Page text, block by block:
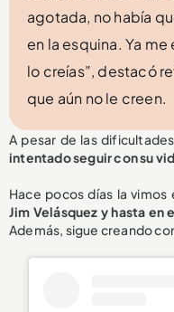
agotada, no había
en la esquina. Ya
lo creías”, destacó
que aún no le creen.
A pesar de las
intentadoseguir con su
Hace pocos días la vimos
Jim Velásquez y hasta en
Además, sigue creando